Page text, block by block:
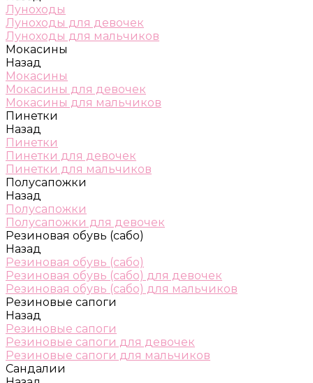
Луноходы
Луноходы для девочек
Луноходы для мальчиков
Мокасины
Назад
Мокасины
Мокасины для девочек
Мокасины для мальчиков
Пинетки
Назад
Пинетки
Пинетки для девочек
Пинетки для мальчиков
Полусапожки
Назад
Полусапожки
Полусапожки для девочек
Резиновая обувь (сабо)
Назад
Резиновая обувь (сабо)
Резиновая обувь (сабо) для девочек
Резиновая обувь (сабо) для мальчиков
Резиновые сапоги
Назад
Резиновые сапоги
Резиновые сапоги для девочек
Резиновые сапоги для мальчиков
Сандалии